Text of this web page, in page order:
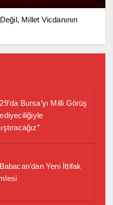
Millet Vicdanının
Bursa’yı Milli Görüş
Yeni İttifak